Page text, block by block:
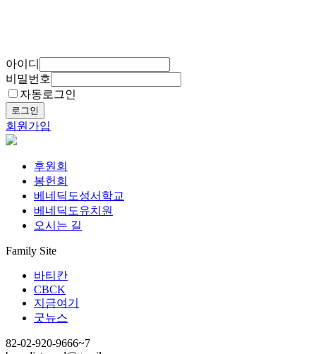
아이디
비밀번호
자동로그인
로그인
회원가입
후원회
봉헌회
베네딕도성서학교
베네딕도유치원
오시는 길
Family Site
바티칸
CBCK
지금여기
굿뉴스
82-02-920-9666~7